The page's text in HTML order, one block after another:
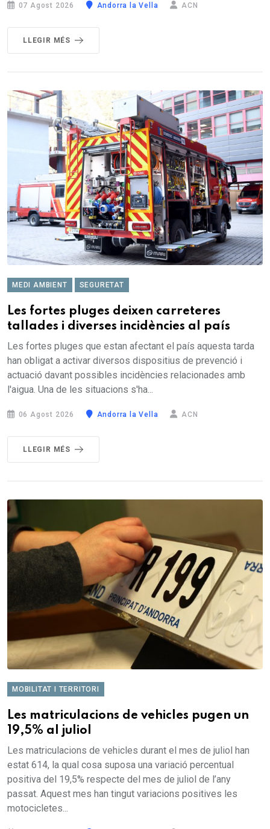
07 Agost 2026 Andorra la Vella ACN
LLEGIR MÉS
MEDI AMBIENT SEGURETAT
Les fortes pluges deixen carreteres
tallades i diverses incidències al país
Les fortes pluges que estan afectant el país aquesta tarda
han obligat a activar diversos dispositius de prevenció i
actuació davant possibles incidències relacionades amb
l'aigua. Una de les situacions s'ha...
06 Agost 2026 Andorra la Vella ACN
LLEGIR MÉS
MOBILITAT I TERRITORI
Les matriculacions de vehicles pugen un
19,5% al juliol
Les matriculacions de vehicles durant el mes de juliol han
estat 614, la qual cosa suposa una variació percentual
positiva del 19,5% respecte del mes de juliol de l’any
passat. Aquest mes han tingut variacions positives les
motocicletes...